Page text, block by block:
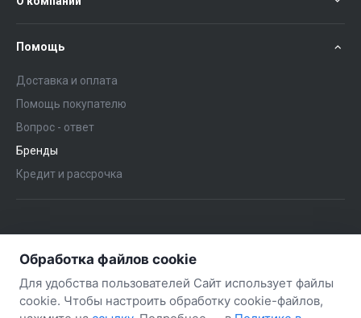
Помощь
Доставка и оплата
Помощь покупателю
Вопрос - ответ
Бренды
Кредит и рассрочка
+375 (29) 563-57-02
Обработка файлов cookie
Для удобства пользователей Сайт использует файлы
cookie. Чтобы настроить обработку cookie-файлов,